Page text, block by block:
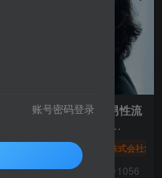
株式会社集英社 UOMO（ウ
日本UOMO（ウオモ）男性流
2025年·全年订阅】
UOMO（ウオモ） 株式会社集
杂志猫 1056
账号密码登录